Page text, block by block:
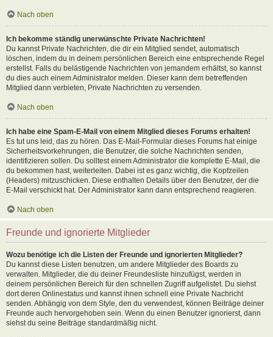
Nach oben
Ich bekomme ständig unerwünschte Private Nachrichten!
Du kannst Private Nachrichten, die dir ein Mitglied sendet, automatisch
löschen, indem du in deinem persönlichen Bereich eine entsprechende Regel
erstellst. Falls du belästigende Nachrichten von jemandem erhältst, so kannst
du dies auch einem Administrator melden. Dieser kann dem betreffenden
Mitglied dann verbieten, Private Nachrichten zu versenden.
Nach oben
Ich habe eine Spam-E-Mail von einem Mitglied dieses Forums erhalten!
Es tut uns leid, das zu hören. Das E-Mail-Formular dieses Forums hat einige
Sicherheitsvorkehrungen, die Benutzer, die solche Nachrichten senden,
identifizieren sollen. Du solltest einem Administrator die komplette E-Mail, die
du bekommen hast, weiterleiten. Dabei ist es ganz wichtig, die Kopfzeilen
(Headers) mitzuschicken. Diese enthalten Details über den Benutzer, der die
E-Mail verschickt hat. Der Administrator kann dann entsprechend reagieren.
Nach oben
Freunde und ignorierte Mitglieder
Wozu benötige ich die Listen der Freunde und ignorierten Mitglieder?
Du kannst diese Listen benutzen, um andere Mitglieder des Boards zu
verwalten. Mitglieder, die du deiner Freundesliste hinzufügst, werden in
deinem persönlichen Bereich für den schnellen Zugriff aufgelistet. Du siehst
dort deren Onlinestatus und kannst ihnen schnell eine Private Nachricht
senden. Abhängig von dem Style, den du verwendest, können Beiträge deiner
Freunde auch hervorgehoben sein. Wenn du einen Benutzer ignorierst, dann
siehst du seine Beiträge standardmäßig nicht.